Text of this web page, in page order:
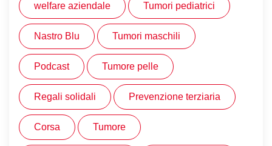
welfare aziendale Tumori pediatrici
Nastro Blu Tumori maschili
Podcast Tumore pelle
Regali solidali Prevenzione terziaria
Corsa Tumore